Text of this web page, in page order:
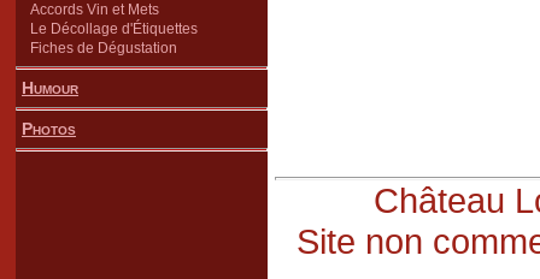
Accords Vin et Mets
Le Décollage d'Étiquettes
Fiches de Dégustation
Humour
Photos
Château
Site non